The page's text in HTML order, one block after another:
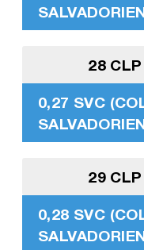
28
0,27 SVC
29
0,28 SVC